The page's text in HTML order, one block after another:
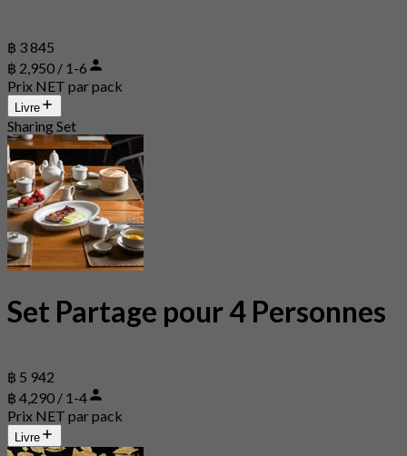
฿ 3 845
฿ 2,950 / 1-6
Prix NET par pack
Livre
Sharing Set
Set Partage pour 4 Personnes
฿ 5 942
฿ 4,290 / 1-4
Prix NET par pack
Livre